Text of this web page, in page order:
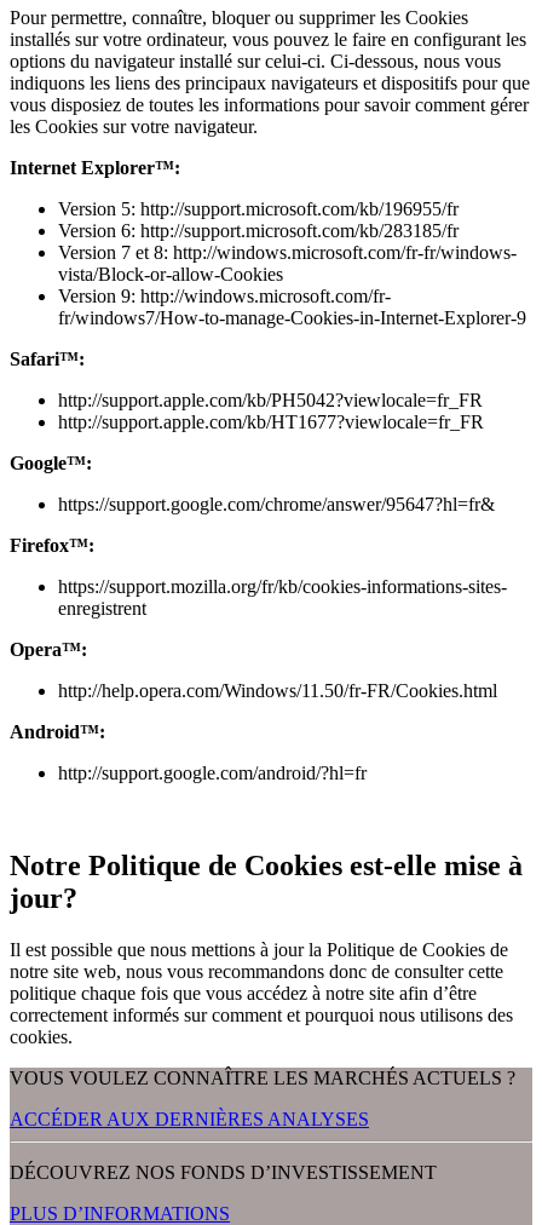
Pour permettre, connaître, bloquer ou supprimer les Cookies
installés sur votre ordinateur, vous pouvez le faire en configurant les
options du navigateur installé sur celui-ci. Ci-dessous, nous vous
indiquons les liens des principaux navigateurs et dispositifs pour que
vous disposiez de toutes les informations pour savoir comment gérer
les Cookies sur votre navigateur.
Internet Explorer™:
Version 5: http://support.microsoft.com/kb/196955/fr
Version 6: http://support.microsoft.com/kb/283185/fr
Version 7 et 8: http://windows.microsoft.com/fr-fr/windows-
vista/Block-or-allow-Cookies
Version 9: http://windows.microsoft.com/fr-
fr/windows7/How-to-manage-Cookies-in-Internet-Explorer-9
Safari™:
http://support.apple.com/kb/PH5042?viewlocale=fr_FR
http://support.apple.com/kb/HT1677?viewlocale=fr_FR
Google™:
https://support.google.com/chrome/answer/95647?hl=fr&
Firefox™:
https://support.mozilla.org/fr/kb/cookies-informations-sites-
enregistrent
Opera™:
http://help.opera.com/Windows/11.50/fr-FR/Cookies.html
Android™:
http://support.google.com/android/?hl=fr
Notre Politique de Cookies est-elle mise à
jour?
Il est possible que nous mettions à jour la Politique de Cookies de
notre site web, nous vous recommandons donc de consulter cette
politique chaque fois que vous accédez à notre site afin d’être
correctement informés sur comment et pourquoi nous utilisons des
cookies.
VOUS VOULEZ CONNAÎTRE LES MARCHÉS ACTUELS ?
ACCÉDER AUX DERNIÈRES ANALYSES
DÉCOUVREZ NOS FONDS D’INVESTISSEMENT
PLUS D’INFORMATIONS